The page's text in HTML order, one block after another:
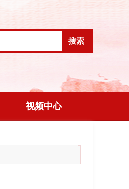
搜索
视频中心